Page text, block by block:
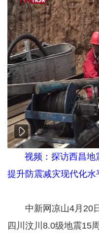
视频：探访西昌地
提升防震减灾现代化水
中新网凉山4月20日
四川汶川8.0级地震15